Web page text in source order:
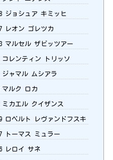
ジョシュア キミッヒ
レオン ゴレツカ
マルセル ザビッツアー
レンティン トリッソ
ャマル ムシアラ
マルク ロカ
カエル クイザンス
ロベルト レヴァンドフスキ
トーマス ミュラー
レロイ サネ